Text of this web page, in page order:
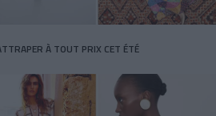
À TOUT PRIX CET ÉTÉ